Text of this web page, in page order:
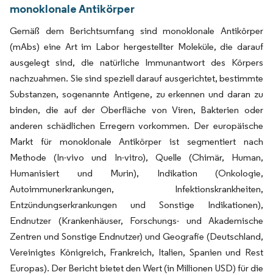
monoklonale Antikörper
Gemäß dem Berichtsumfang sind monoklonale Antikörper
(mAbs) eine Art im Labor hergestellter Moleküle, die darauf
ausgelegt sind, die natürliche Immunantwort des Körpers
nachzuahmen. Sie sind speziell darauf ausgerichtet, bestimmte
Substanzen, sogenannte Antigene, zu erkennen und daran zu
binden, die auf der Oberfläche von Viren, Bakterien oder
anderen schädlichen Erregern vorkommen. Der europäische
Markt für monoklonale Antikörper ist segmentiert nach
Methode (In-vivo und In-vitro), Quelle (Chimär, Human,
Humanisiert und Murin), Indikation (Onkologie,
Autoimmunerkrankungen, Infektionskrankheiten,
Entzündungserkrankungen und Sonstige Indikationen),
Endnutzer (Krankenhäuser, Forschungs- und Akademische
Zentren und Sonstige Endnutzer) und Geografie (Deutschland,
Vereinigtes Königreich, Frankreich, Italien, Spanien und Rest
Europas). Der Bericht bietet den Wert (in Millionen USD) für die